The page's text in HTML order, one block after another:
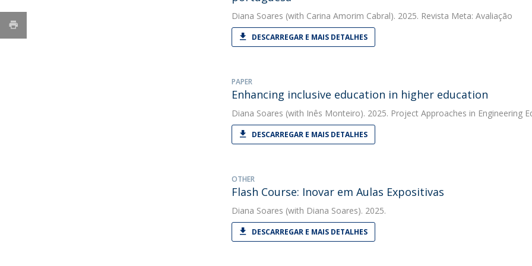
Diana Soares (with Carina Amorim Cabral). 2025. Revista Meta: Avaliação
DESCARREGAR E MAIS DETALHES
PAPER
Enhancing inclusive education in higher education
Diana Soares (with Inês Monteiro). 2025. Project Approaches in Engineering
DESCARREGAR E MAIS DETALHES
OTHER
Flash Course: Inovar em Aulas Expositivas
Diana Soares (with Diana Soares). 2025.
DESCARREGAR E MAIS DETALHES